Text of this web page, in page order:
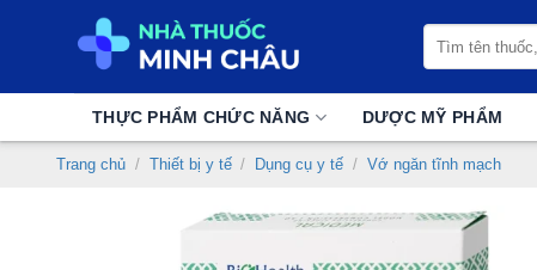
kiếm:
THỰC PHẨM CHỨC NĂNG DƯỢC MỸ PHẨM
Trang chủ / Thiết bị y tế / Dụng cụ y tế / Vớ ngăn tĩnh mạch